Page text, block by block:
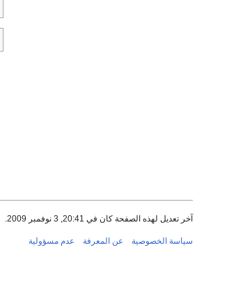
آخر تعديل لهذه الصفحة كان في 20:41, 3 نوفمبر 2009.
سياسة الخصوصية عن المعرفة عدم مسؤولية